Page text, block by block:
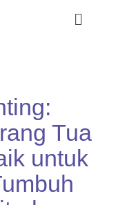
Tua
untuk